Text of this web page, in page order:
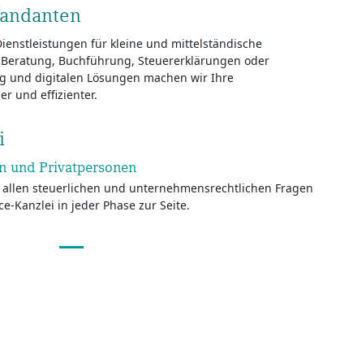
für kleine und mittelständische
Buchführung, Steuererklärungen oder
und digitalen Lösungen machen wir Ihre
und effizienter.
und Privatpersonen
steuerlichen und unternehmensrechtlichen Fragen
Kanzlei in jeder Phase zur Seite.